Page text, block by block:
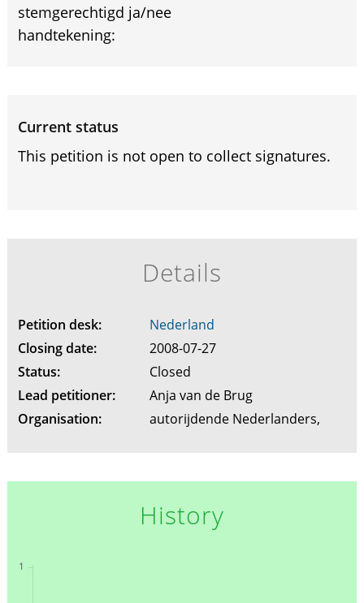
stemgerechtigd ja/nee
handtekening:
Current status
This petition is not open to collect signatures.
Details
Petition desk:
Nederland
Closing date:
2008-07-27
Status:
Closed
Lead petitioner:
Anja van de Brug
Organisation:
autorijdende Nederlanders,
History